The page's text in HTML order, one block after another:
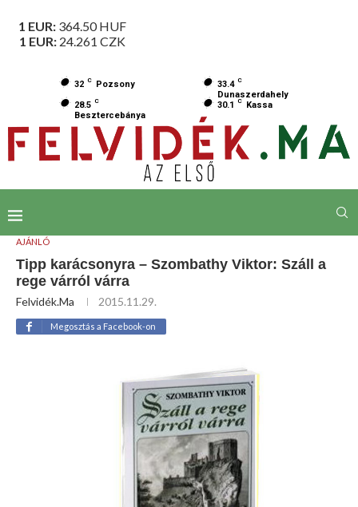
1 EUR: 364.50HUF
1 EUR: 24.261 CZK
32 C Pozsony 33.4 C
Dunaszerdahely
28.5 C
Besztercebánya
30.1 C Kassa
AJÁNLÓ
Tipp karácsonyra – Szombathy Viktor: Száll a
rege várról várra
Felvidék.ma 2015.11.29.
Megosztás a Facebook-on